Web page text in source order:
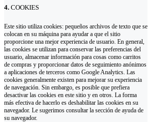
4. COOKIES
Este sitio utiliza cookies: pequeños archivos de texto que se
colocan en su máquina para ayudar a que el sitio
proporcione una mejor experiencia de usuario. En general,
las cookies se utilizan para conservar las preferencias del
usuario, almacenar información para cosas como carritos
de compras y proporcionar datos de seguimiento anónimos
a aplicaciones de terceros como Google Analytics. Las
cookies generalmente existen para mejorar su experiencia
de navegación. Sin embargo, es posible que prefiera
desactivar las cookies en este sitio y en otros. La forma
más efectiva de hacerlo es deshabilitar las cookies en su
navegador. Le sugerimos consultar la sección de ayuda de
su navegador.